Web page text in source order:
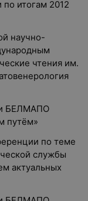
итогам 2012
научно-
чтения им.
БЕЛМАПО
путём»
по теме
службы
актуальных